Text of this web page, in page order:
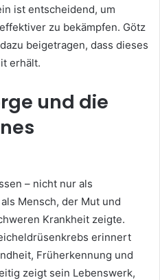
ist entscheidend, um
zu bekämpfen. Götz
beigetragen, dass dieses
erhält.
und die
– nicht nur als
Mensch, der Mut und
Krankheit zeigte.
erinnert
Früherkennung und
zeigt sein Lebenswerk,